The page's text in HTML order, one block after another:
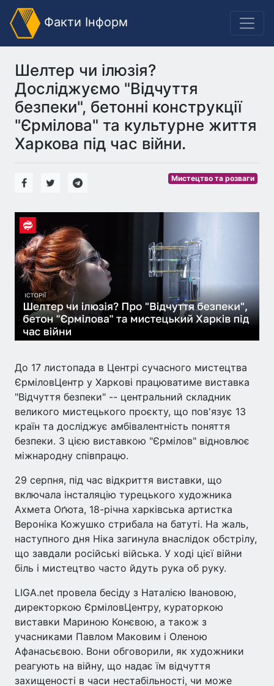
Факти Інформ
Шелтер чи ілюзія?
Досліджуємо "Відчуття
безпеки", бетонні конструкції
"Єрмілова" та культурне життя
Харкова під час війни.
Мистецтво та розваги
До 17 листопада в Центрі сучасного мистецтва
ЄрміловЦентр у Харкові працюватиме виставка
"Відчуття безпеки" -- центральний складник
великого мистецького проєкту, що пов'язує 13
країн та досліджує амбівалентність поняття
безпеки. З цією виставкою "Єрмілов" відновлює
міжнародну співпрацю.
29 серпня, під час відкриття виставки, що
включала інсталяцію турецького художника
Ахмета Оґюта, 18-річна харківська артистка
Вероніка Кожушко стрибала на батуті. На жаль,
наступного дня Ніка загинула внаслідок обстрілу,
що завдали російські війська. У ході цієї війни
біль і мистецтво часто йдуть рука об руку.
LIGA.net провела бесіду з Наталією Івановою,
директоркою ЄрміловЦентру, кураторкою
виставки Мариною Конєвою, а також з
учасниками Павлом Маковим і Оленою
Афанасьєвою. Вони обговорили, як художники
реагують на війну, що надає їм відчуття
захищеності в часи нестабільності, чи може